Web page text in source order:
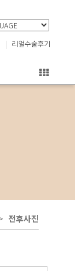
리얼수술후기
전후사진